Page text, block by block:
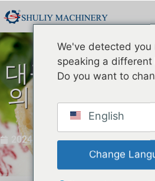
대규모 농업
의 Tenebrio
기
2024년 2월 19일
We've detected you
speaking a different
Do you want to
English
Change